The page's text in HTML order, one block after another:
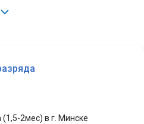
2мес) в г. Минске